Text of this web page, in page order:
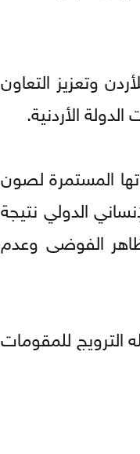
وتعزيز التعاون
الأردنية.
المستمرة لصون
الدولي نتيجة
الفوضى وعدم
الترويج للمقومات